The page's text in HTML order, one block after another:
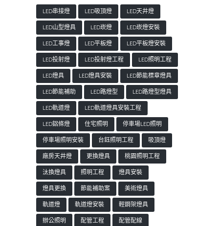
LED串接燈 LED吸頂燈
LED天井燈
LED山型燈具
LED崁燈
LED崁燈安裝
LED工事燈
LED平板燈
LED平板燈安裝
LED投射燈
LED投射燈工程
LED照明工程
LED燈具
LED燈具安裝
LED節能標章燈具
LED節能補助
LED路燈型
LED路燈型燈具
LED軌道燈
LED軌道燈具安裝工程
LED鋁條燈
住宅照明
停車場LED照明
停車場照明安裝
台鈺照明工程
吸頂燈
廠房天井燈
更換燈具
桃園照明工程
汰換燈具
照明工程
燈具安裝
燈具更換
節能補助案
美術燈具
軌道燈
軌道燈安裝
輕鋼架燈具
辦公照明
配管工程
配管配線